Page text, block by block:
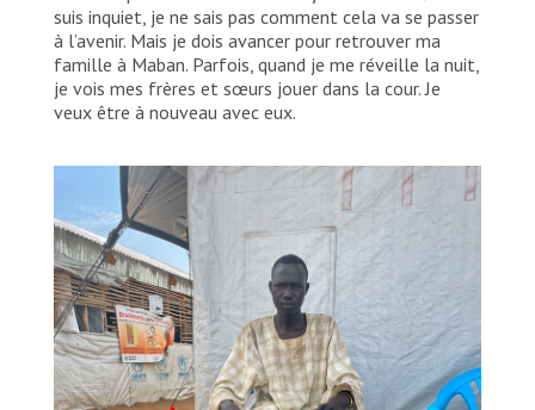
suis inquiet, je ne sais pas comment cela va se passer
à l’avenir. Mais je dois avancer pour retrouver ma
famille à Maban. Parfois, quand je me réveille la nuit,
je vois mes frères et sœurs jouer dans la cour. Je
veux être à nouveau avec eux.